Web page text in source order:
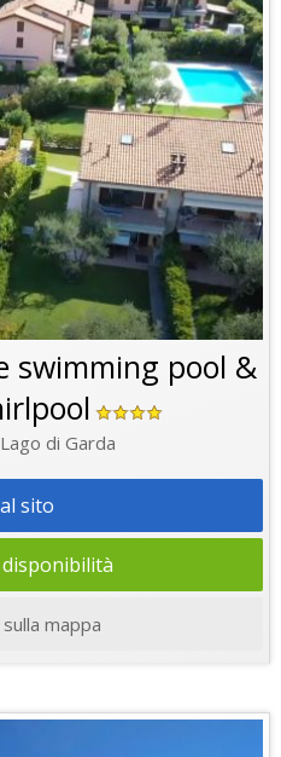
swimming pool &
di Garda
sito
disponibilità
mappa